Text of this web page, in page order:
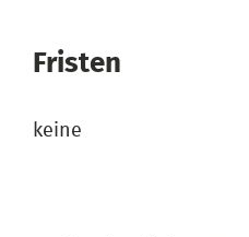
Fristen
keine